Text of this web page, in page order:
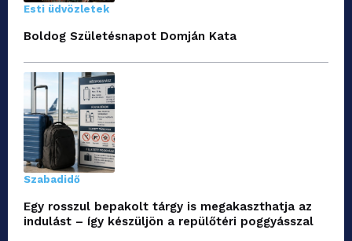
Esti üdvözletek
Boldog Születésnapot Domján Kata
Szabadidő
Egy rosszul bepakolt tárgy is megakaszthatja az
indulást – így készüljön a repülőtéri poggyásszal